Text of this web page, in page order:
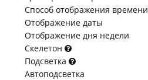
Способ отображения времени
Отображение даты
Отображение дня недели
Скелетон
Подсветка
Автоподсветка